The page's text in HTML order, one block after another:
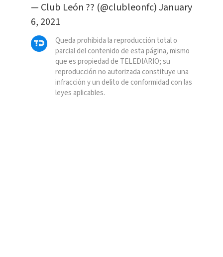
— Club León ?? (@clubleonfc)January
6, 2021
Queda prohibida la reproducción total o
parcial del contenido de esta página, mismo
que es propiedad de TELEDIARIO; su
reproducción no autorizada constituye una
infracción y un delito de conformidad con las
leyes aplicables.